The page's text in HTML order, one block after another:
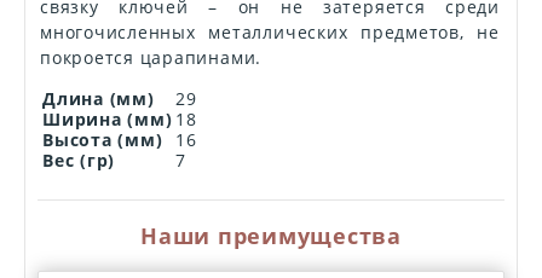
связку ключей – он не затеряется среди
многочисленных металлических предметов, не
покроется царапинами.
Длина (мм)
29
Ширина (мм) 18
Высота (мм)
16
Вес (гр)
7
Наши преимущества